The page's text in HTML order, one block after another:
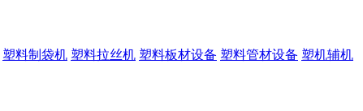
塑料制袋机 塑料拉丝机 塑料板材设备 塑料管材设备 塑机辅机